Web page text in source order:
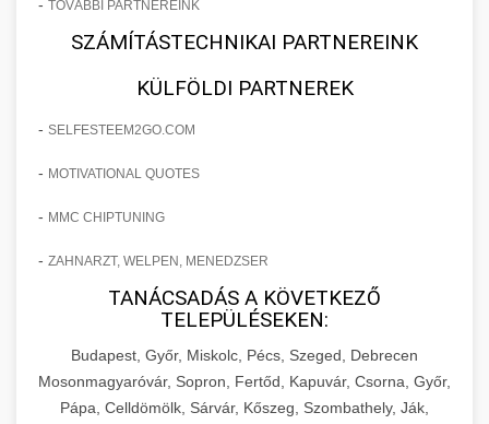
- TOVÁBBI PARTNEREINK
SZÁMÍTÁSTECHNIKAI PARTNEREINK
KÜLFÖLDI PARTNEREK
- SELFESTEEM2GO.COM
- MOTIVATIONAL QUOTES
- MMC CHIPTUNING
- ZAHNARZT, WELPEN, MENEDZSER
TANÁCSADÁS A KÖVETKEZŐ
TELEPÜLÉSEKEN:
Budapest, Győr, Miskolc, Pécs, Szeged, Debrecen
Mosonmagyaróvár, Sopron, Fertőd, Kapuvár, Csorna, Győr,
Pápa, Celldömölk, Sárvár, Kőszeg, Szombathely, Ják,